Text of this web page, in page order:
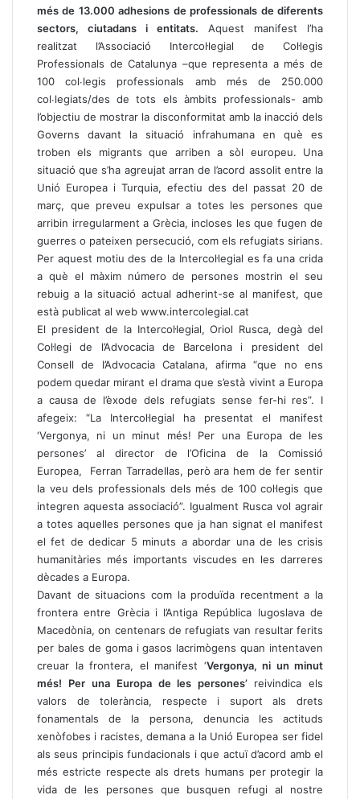
més de 13.000 adhesions de professionals de diferents
sectors, ciutadans i entitats. Aquest manifest l’ha
realitzat l’Associació Intercol·legial de Col·legis
Professionals de Catalunya –que representa a més de
100 col∙legis professionals amb més de 250.000
col∙legiats/des de tots els àmbits professionals- amb
l’objectiu de mostrar la disconformitat amb la inacció dels
Governs davant la situació infrahumana en què es
troben els migrants que arriben a sòl europeu. Una
situació que s’ha agreujat arran de l’acord assolit entre la
Unió Europea i Turquia, efectiu des del passat 20 de
març, que preveu expulsar a totes les persones que
arribin irregularment a Grècia, incloses les que fugen de
guerres o pateixen persecució, com els refugiats sirians.
Per aquest motiu des de la Intercol·legial es fa una crida
a què el màxim número de persones mostrin el seu
rebuig a la situació actual adherint-se al manifest, que
està publicat al web www.intercolegial.cat
El president de la Intercol·legial, Oriol Rusca, degà del
Col·legi de l’Advocacia de Barcelona i president del
Consell de l’Advocacia Catalana, afirma “que no ens
podem quedar mirant el drama que s’està vivint a Europa
a causa de l’èxode dels refugiats sense fer-hi res”. I
afegeix: “La Intercol·legial ha presentat el manifest
‘Vergonya, ni un minut més! Per una Europa de les
persones’ al director de l’Oficina de la Comissió
Europea, Ferran Tarradellas, però ara hem de fer sentir
la veu dels professionals dels més de 100 col·legis que
integren aquesta associació”. Igualment Rusca vol agrair
a totes aquelles persones que ja han signat el manifest
el fet de dedicar 5 minuts a abordar una de les crisis
humanitàries més importants viscudes en les darreres
dècades a Europa.
Davant de situacions com la produïda recentment a la
frontera entre Grècia i l’Antiga República Iugoslava de
Macedònia, on centenars de refugiats van resultar ferits
per bales de goma i gasos lacrimògens quan intentaven
creuar la frontera, el manifest ‘Vergonya, ni un minut
més! Per una Europa de les persones’ reivindica els
valors de tolerància, respecte i suport als drets
fonamentals de la persona, denuncia les actituds
xenòfobes i racistes, demana a la Unió Europea ser fidel
als seus principis fundacionals i que actuï d’acord amb el
més estricte respecte als drets humans per protegir la
vida de les persones que busquen refugi al nostre